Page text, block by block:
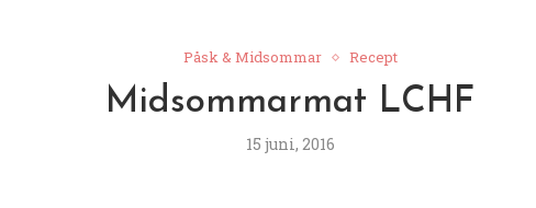
Påsk & Midsommar Recept
Midsommarmat LCHF
15 juni, 2016